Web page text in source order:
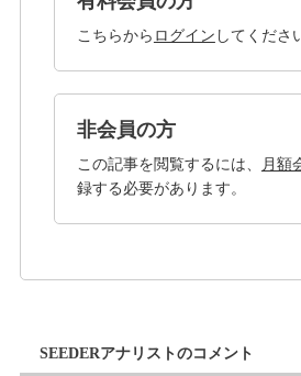
こちらから ログイン してくださ
非会員の方
この記事を閲覧するには、 月額
録する必要があります。
SEEDERアナリストのコメント